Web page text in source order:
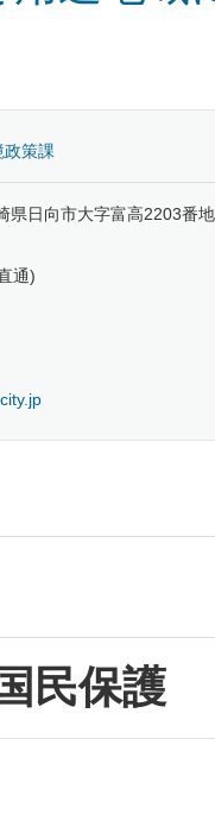
政策課
県日向市大字富高2203番
通)
民保護